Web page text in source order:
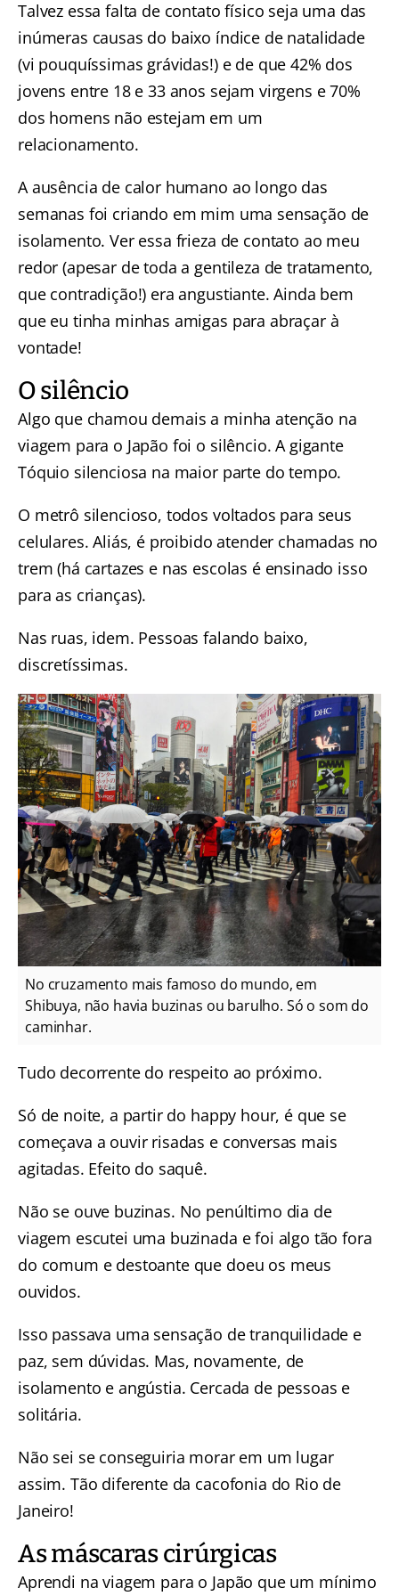
Talvez essa falta de contato físico seja uma das
inúmeras causas do baixo índice de natalidade
(vi pouquíssimas grávidas!) e de que42% dos
jovens entre 18 e 33 anos sejam virgens e 70%
dos homens não estejam em um
relacionamento.
A ausência de calor humano ao longo das
semanas foi criando em mim uma sensação de
isolamento. Ver essa frieza de contato ao meu
redor (apesar de toda a gentileza de tratamento,
que contradição!) era angustiante. Ainda bem
que eu tinha minhas amigas para abraçar à
vontade!
O silêncio
Algo que chamou demais a minha atenção na
viagem para o Japão foi o silêncio. A gigante
Tóquio silenciosa na maior parte do tempo.
O metrô silencioso, todos voltados para seus
celulares. Aliás, é proibido atender chamadas no
trem (há cartazes e nas escolas é ensinado isso
para as crianças).
Nas ruas, idem. Pessoas falando baixo,
discretíssimas.
No cruzamento mais famoso do mundo, em
Shibuya, não havia buzinas ou barulho. Só o som do
caminhar.
Tudo decorrente do respeito ao próximo.
Só de noite, a partir do happy hour, é que se
começava a ouvir risadas e conversas mais
agitadas. Efeito do saquê.
Não se ouve buzinas. No penúltimo dia de
viagem escutei uma buzinada e foi algo tão fora
do comum e destoante que doeu os meus
ouvidos.
Isso passava uma sensação de tranquilidade e
paz, sem dúvidas. Mas, novamente, de
isolamento e angústia. Cercada de pessoas e
solitária.
Não sei se conseguiria morar em um lugar
assim. Tão diferente da cacofonia do Rio de
Janeiro!
As máscaras cirúrgicas
Aprendi na viagem para o Japão que um mínimo